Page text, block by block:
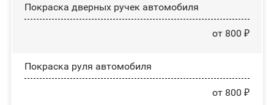
Покраска дверных ручек автомобиля
от 800 ₽
Покраска руля автомобиля
от 800 ₽